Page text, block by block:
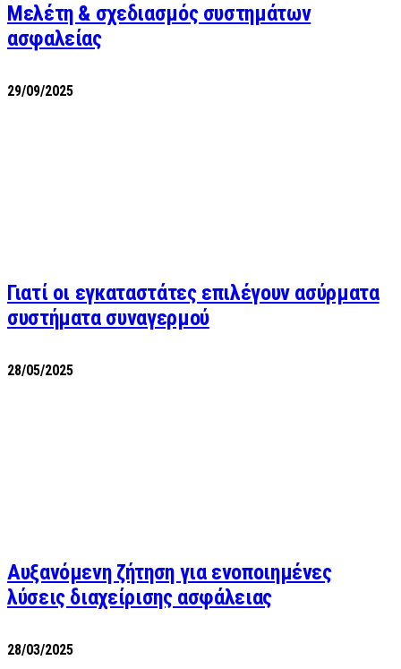
Μελέτη & σχεδιασμός συστημάτων
ασφαλείας
29/09/2025
Γιατί οι εγκαταστάτες επιλέγουν ασύρματα
συστήματα συναγερμού
28/05/2025
Αυξανόμενη ζήτηση για ενοποιημένες
λύσεις διαχείρισης ασφάλειας
28/03/2025